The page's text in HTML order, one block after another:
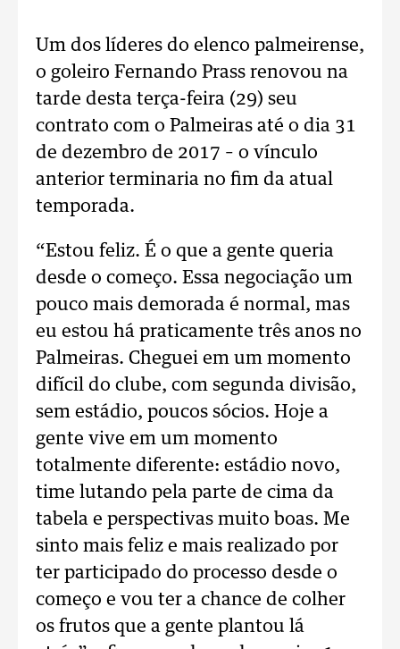
Um dos líderes do elenco palmeirense,
o goleiro Fernando Prass renovou na
tarde desta terça-feira (29) seu
contrato com o Palmeiras até o dia 31
de dezembro de 2017 – o vínculo
anterior terminaria no fim da atual
temporada.
“Estou feliz. É o que a gente queria
desde o começo. Essa negociação um
pouco mais demorada é normal, mas
eu estou há praticamente três anos no
Palmeiras. Cheguei em um momento
difícil do clube, com segunda divisão,
sem estádio, poucos sócios. Hoje a
gente vive em um momento
totalmente diferente: estádio novo,
time lutando pela parte de cima da
tabela e perspectivas muito boas. Me
sinto mais feliz e mais realizado por
ter participado do processo desde o
começo e vou ter a chance de colher
os frutos que a gente plantou lá